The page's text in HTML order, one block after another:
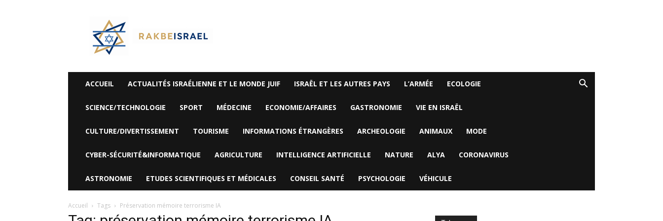
Rak
Be
Israel-
Alyaexpress-
News
ACCUEIL ACTUALITÉS ISRAÉLIENNE ET LE MONDE JUIF ISRAËL ET LES AUTRES PAYS L’ARMÉE ECOLOGIE
SCIENCE/TECHNOLOGIE SPORT MÉDECINE ECONOMIE/AFFAIRES GASTRONOMIE VIE EN ISRAËL
CULTURE/DIVERTISSEMENT TOURISME INFORMATIONS ÉTRANGÈRES ARCHEOLOGIE ANIMAUX MODE
CYBER-SÉCURITÉ&INFORMATIQUE AGRICULTURE INTELLIGENCE ARTIFICIELLE NATURE ALYA CORONAVIRUS
ASTRONOMIE ETUDES SCIENTIFIQUES ET MÉDICALES CONSEIL SANTÉ PSYCHOLOGIE VÉHICULE
Accueil Tags Préservation mémoire terrorisme IA